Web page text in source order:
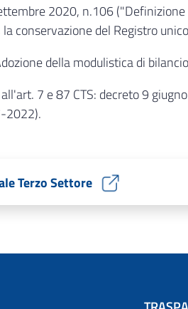
2020, n.106
conservazione del Registro
della modulistica di
7 e 87 CTS: decreto 9
2022).
Terzo Settore